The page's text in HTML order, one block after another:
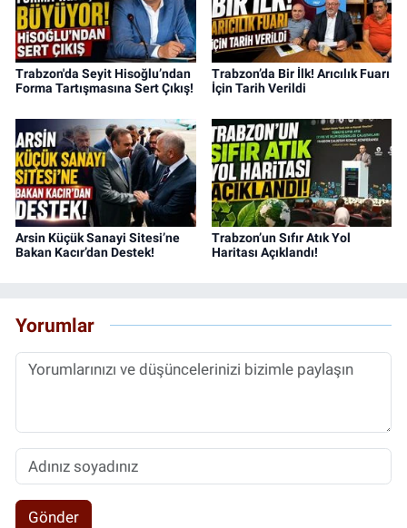
Trabzon'da Seyit Hisoğlu’ndan
Forma Tartışmasına Sert Çıkış!
Trabzon’da Bir İlk! Arıcılık Fuarı
İçin Tarih Verildi
Arsin Küçük Sanayi Sitesi’ne
Bakan Kacır’dan Destek!
Trabzon’un Sıfır Atık Yol
Haritası Açıklandı!
Yorumlar
Gönder